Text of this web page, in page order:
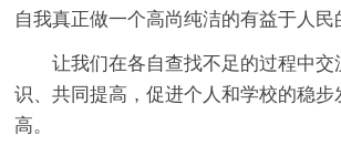
自我真正做一个高尚纯洁的有益于人民
让我们在各自查找不足的过程中交
识、共同提高，促进个人和学校的稳步
高。